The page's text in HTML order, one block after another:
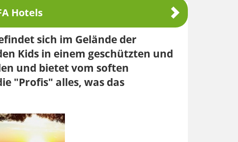
Hotels
sich im Gelände der
Kids in einem geschützten und
und bietet vom soften
"Profis" alles, was das